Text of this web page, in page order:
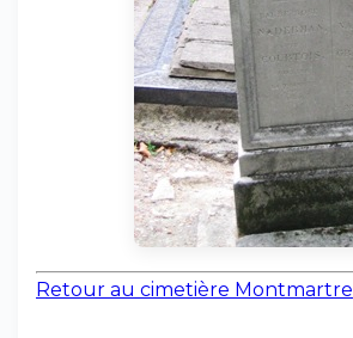
Retour au cimetière Montmartre